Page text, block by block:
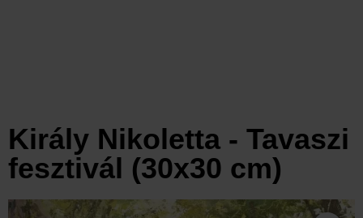
Király Nikoletta - Tavaszi
fesztivál (30x30 cm)